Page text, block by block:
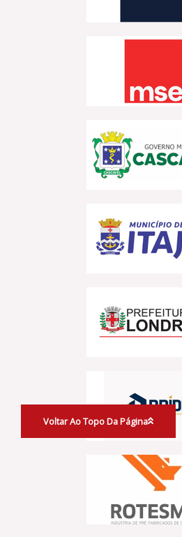
Voltar Ao Topo Da Página